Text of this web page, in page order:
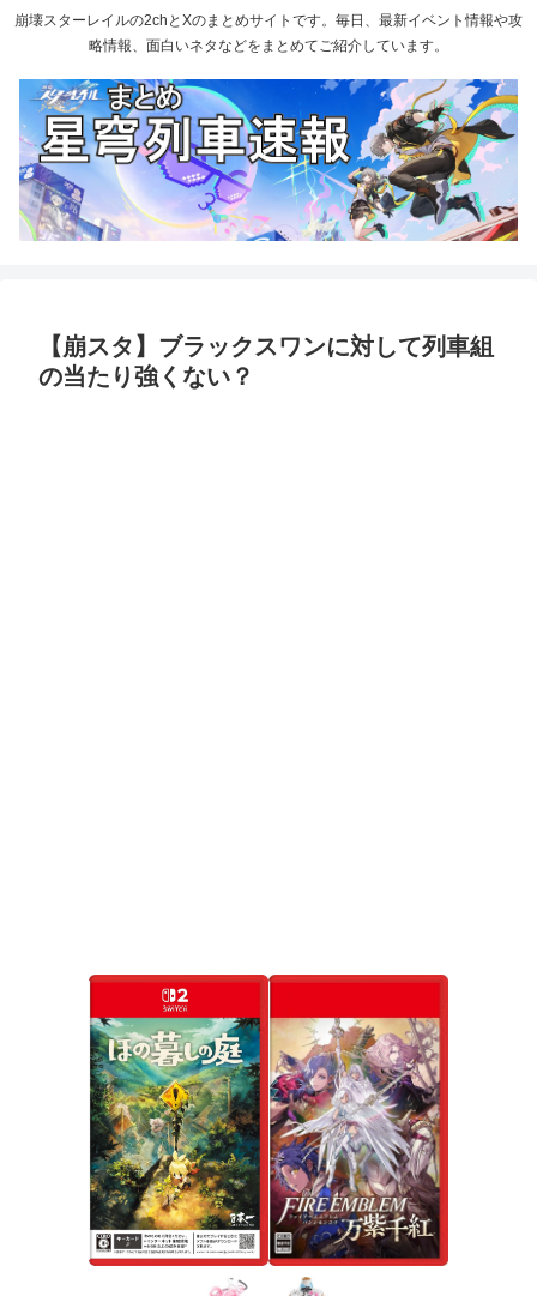
崩壊スターレイルの2chとXのまとめサイトです。毎日、最新イベント情報や攻
略情報、面白いネタなどをまとめてご紹介しています。
【崩スタ】ブラックスワンに対して列車組
の当たり強くない？